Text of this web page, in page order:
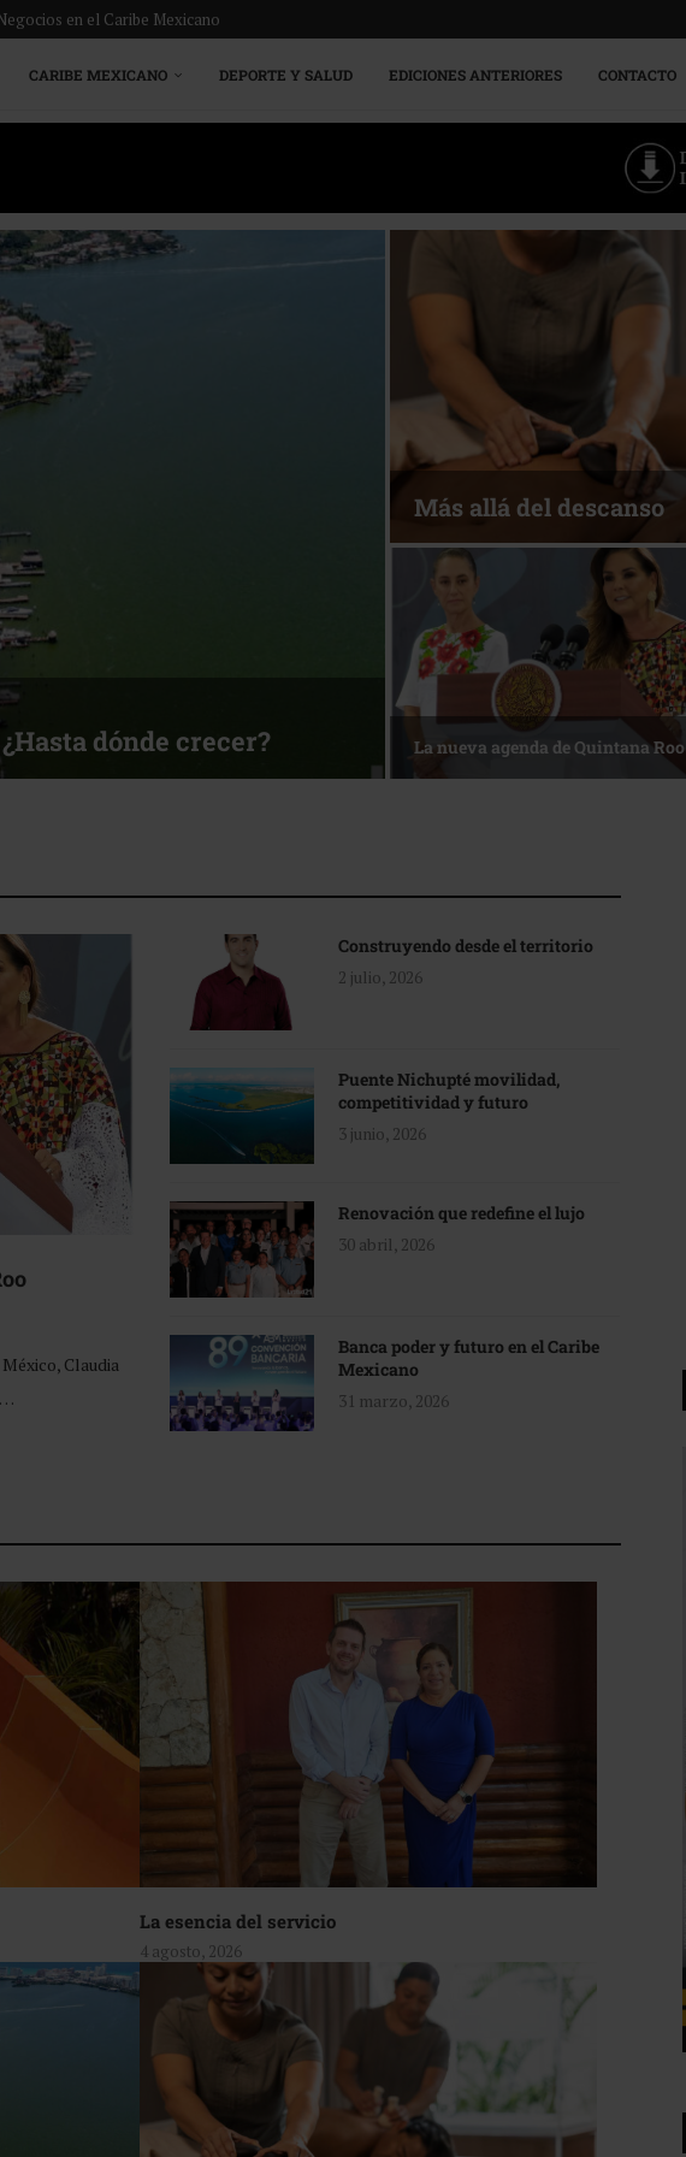
en el Caribe Mexicano
CARIBE MEXICANO DEPORTE Y SALUD EDICIONES ANTERIORES CONTACTO
dónde crecer?
Más allá del descanso
La nueva agenda de Quintana Roo
Claudia
…
Construyendo desde el territorio
2 julio, 2026
Puente Nichupté movilidad,
competitividad y futuro
3 junio, 2026
Renovación que redefine el lujo
30 abril, 2026
Banca poder y futuro en el Caribe
Mexicano
31 marzo, 2026
La esencia del servicio
4 agosto, 2026